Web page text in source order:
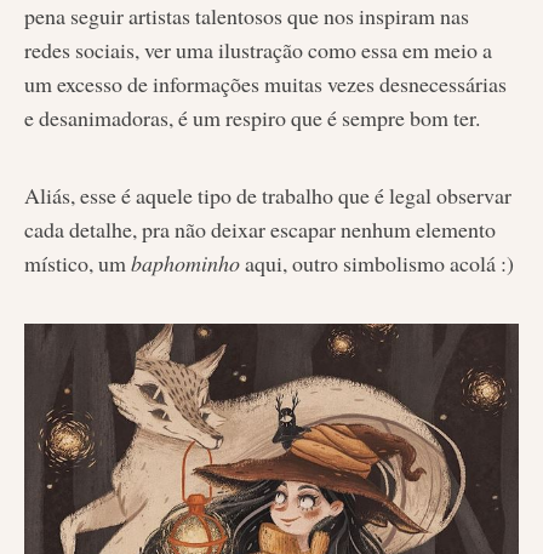
pena seguir artistas talentosos que nos inspiram nas
redes sociais, ver uma ilustração como essa em meio a
um excesso de informações muitas vezes desnecessárias
e desanimadoras, é um respiro que é sempre bom ter.
Aliás, esse é aquele tipo de trabalho que é legal observar
cada detalhe, pra não deixar escapar nenhum elemento
místico, umbaphominhoaqui, outro simbolismo acolá :)